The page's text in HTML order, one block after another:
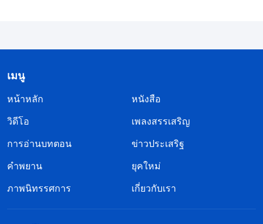
ไม่? เจ้าเป็นใครคนหนึ่งที่จะกระทำตามเจตจำนงของ
เราหรือไม่?
(พระวจนะฯ เล่ม 1 การทรงปรากฏและพระ
ราชกิจของพระเจ้า, ถ้อยดำรัสของพระคริสต์ในปฐมกาล บท
อย่างมาก ฉันพูดถึงการคำนึงถึงน้ำพระทัยของพระเจ้า
และค้ำจุนงานของคริสตจักรอยู่เสมอ แต่เมื่อเกิดอะไร
ขึ้นจริงๆ ที่ฝ่าฝืนความจริงและทำร้ายพระนิเวศของ
พระเจ้า ฉันก็ได้แต่รักษาผลประโยชน์ตัวเอง ฉันรู้ว่า
เมนู
หน้าหลัก
หนังสือ
วิดีโอ
เพลงสรรเสริญ
การอ่านบทตอน
ข่าวประเสริฐ
คำพยาน
ยุคใหม่
ภาพนิทรรศการ
เกี่ยวกับเรา